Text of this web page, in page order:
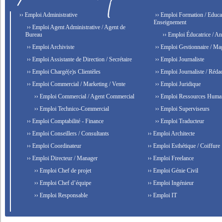
›› Emploi Administrative
›› Emploi Agent Administrative / Agent de
Bureau
›› Emploi Archiviste
›› Emploi Assistante de Direction / Secrétaire
›› Emploi Chargé(e)s Clientèles
›› Emploi Commercial / Marketing / Vente
›› Emploi Commercial / Agent Commercial
›› Emploi Technico-Commercial
›› Emploi Comptabilité - Finance
›› Emploi Conseillers / Consultants
›› Emploi Coordinateur
›› Emploi Directeur / Manager
›› Emploi Chef de projet
›› Emploi Chef d’équipe
›› Emploi Responsable
›› Emploi Formation /
Enseignement
›› Emploi Éducatrice /
›› Emploi Gestionnaire /
›› Emploi Journaliste
›› Emploi Journaliste /
›› Emploi Juridique
›› Emploi Ressources
›› Emploi Superviseurs
›› Emploi Traducteur
›› Emploi Architecte
›› Emploi Esthétique / Coiffure
›› Emploi Freelance
›› Emploi Génie Civil
›› Emploi Ingénieur
›› Emploi IT